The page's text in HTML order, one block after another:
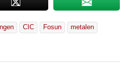
CIC Fosun
metalen